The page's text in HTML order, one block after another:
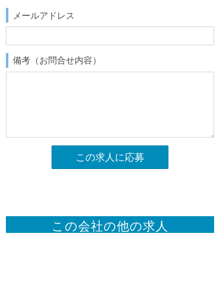
メールアドレス
備考（お問合せ内容）
この求人に応募
この会社の他の求人